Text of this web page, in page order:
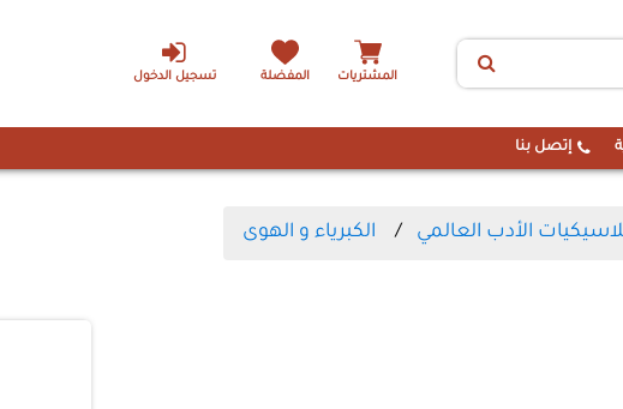
تسجيل الدخول المشتريات المفضلة
إتصل بنا
الأدب العالمي الكبرياء و الهوى